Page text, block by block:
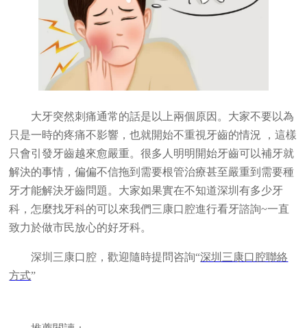
大牙突然刺痛通常的話是以上兩個原因。大家不要以為
只是一時的疼痛不影響，也就開始不重視牙齒的情況 ，這樣
只會引發牙齒越來愈嚴重。很多人明明開始牙齒可以補牙就
解決的事情，偏偏不信拖到需要根管治療甚至嚴重到需要種
牙才能解決牙齒問題。大家如果實在不知道深圳有多少牙
科，怎麼找牙科的可以來我們三康口腔進行看牙諮詢~一直
致力於做市民放心的好牙科。
深圳三康口腔，歡迎隨時提問咨詢“深圳三康口腔聯絡
方式”